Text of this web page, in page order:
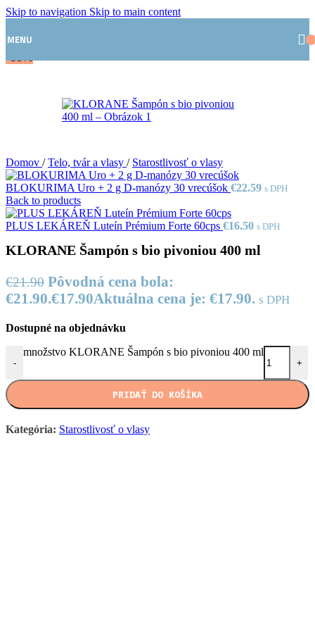
Skip to navigation Skip to main content
MENU
-18%
Domov / Telo, tvár a vlasy / Starostlivosť o vlasy
BLOKURIMA Uro + 2 g D-manózy 30 vrecúšok €22.59 s DPH
Back to products
PLUS LEKÁREŇ Luteín Prémium Forte 60cps €16.50 s DPH
KLORANE Šampón s bio pivoniou 400 ml
€21.90 Pôvodná cena bola:
€21.90.€17.90Aktuálna cena je: €17.90. s DPH
Dostupné na objednávku
-
množstvo KLORANE Šampón s bio pivoniou 400 ml
+
PRIDAŤ DO KOŠÍKA
Kategória: Starostlivosť o vlasy